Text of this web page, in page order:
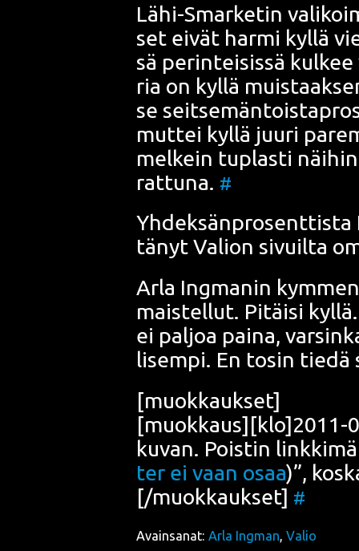
Lähi-Smar­ke­tin
set eivät har­mi kyl­lä
sä perin­tei­sis­sä
ria on kyl­lä
se
mut­tei kyl­lä juu­ri
mel­kein tuplas­ti
rat­tu­na. #
Yhdek­sän­pro­sent­tis­ta
tä­nyt Valion sivuil­ta
Arla Ing­ma­nin
mais­tel­lut. Pitäi­si
ei pal­joa pai­na,
li­sem­pi. En tosin
[muok­kauk­set]
[muokkaus][klo]2011-
kuvan. Pois­tin
ter ei vaan osaa)”,
[/muokkaukset] #
Avainsanat: Arla Ingman, Valio